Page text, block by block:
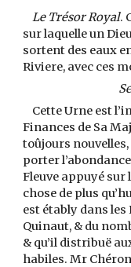
Le Trésor Royal.
sur laquelle un
sortent des eaux
Riviere, avec ces
Cette Urne est
Finances de Sa
toûjours
porter
Fleuve appuyé sur
chose de plus
est étably dans les
Quinaut, & du
& qu’il distribuë
habiles. Mr